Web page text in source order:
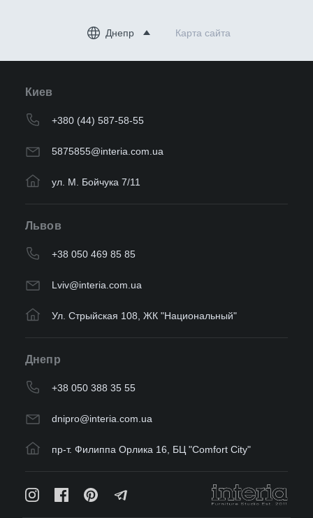
Днепр Карта сайта
Киев
+380 (44) 587-58-55
5875855@interia.com.ua
ул. М. Бойчука 7/11
Львов
+38 050 469 85 85
Lviv@interia.com.ua
Ул. Стрыйская 108, ЖК "Национальный"
Днепр
+38 050 388 35 55
dnipro@interia.com.ua
пр-т. Филиппа Орлика 16, БЦ "Comfort City"